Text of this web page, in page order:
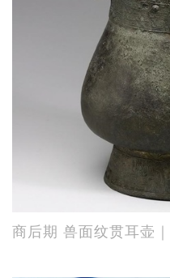
商后期 兽面纹贯耳壶